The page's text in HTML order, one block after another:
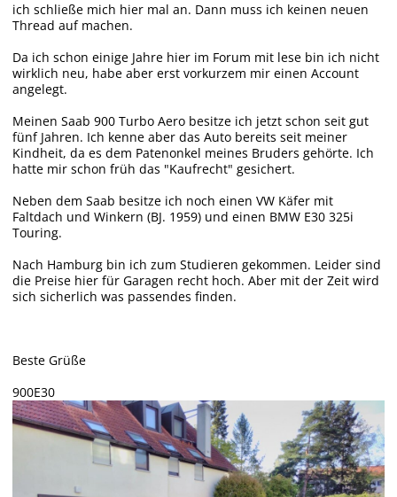
ich schließe mich hier mal an. Dann muss ich keinen neuen
Thread auf machen.
Da ich schon einige Jahre hier im Forum mit lese bin ich nicht
wirklich neu, habe aber erst vorkurzem mir einen Account
angelegt.
Meinen Saab 900 Turbo Aero besitze ich jetzt schon seit gut
fünf Jahren. Ich kenne aber das Auto bereits seit meiner
Kindheit, da es dem Patenonkel meines Bruders gehörte. Ich
hatte mir schon früh das "Kaufrecht" gesichert.
Neben dem Saab besitze ich noch einen VW Käfer mit
Faltdach und Winkern (BJ. 1959) und einen BMW E30 325i
Touring.
Nach Hamburg bin ich zum Studieren gekommen. Leider sind
die Preise hier für Garagen recht hoch. Aber mit der Zeit wird
sich sicherlich was passendes finden.
Beste Grüße
900E30